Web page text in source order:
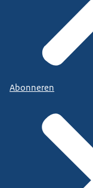
Abonneren